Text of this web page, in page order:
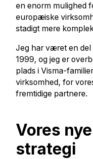
en enorm mulighed
europæiske
stadigt mere
Jeg har været en del
1999, og jeg er
plads i Visma-
virksomhed, for
fremtidige partnere.
Vores
strategi